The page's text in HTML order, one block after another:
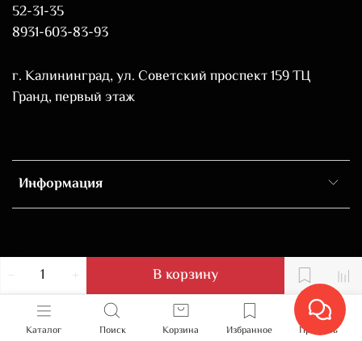
В корзину
Информация
52-31-35
8931-603-83-93
г. Калининград, ул. Советский проспект 159 ТЦ
Гранд, первый этаж
Каталог Поиск Корзина Избранное Профиль